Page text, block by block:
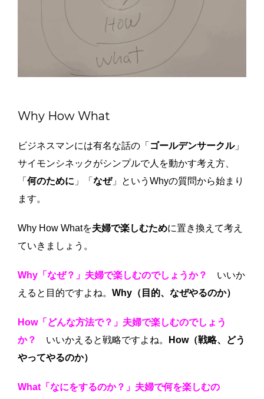
Why How What
ビジネスマンには有名な話の「 ゴールデンサークル」
サイモンシネックがシンプルで人を動かす考え方、
「 何のために 」「 なぜ」というWhyの質問から始まり
ます。
Why How Whatを夫婦で楽しむために置き換えて考え
ていきましょう。
Why「なぜ？」夫婦で楽しむのでしょうか？ いいか
えると目的ですよね。 Why（目的、なぜやるのか）
How「どんな方法で？」夫婦で楽しむのでしょう
か？ いいかえると戦略ですよね。
How（戦略、どう
やってやるのか）
What「なにをするのか？」夫婦で何を楽しむの